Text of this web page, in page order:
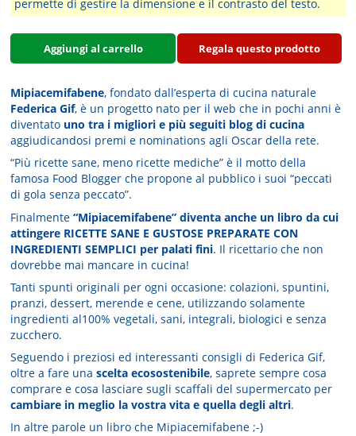
permette di gestire la dimensione e il contrasto del testo.
Aggiungi al carrello Regala questo prodotto
Mipiacemifabene, fondato dall’esperta di cucina naturale
Federica Gif, è un progetto nato per il web che in pochi anni è
diventato uno tra i migliori e più seguiti blog di cucina
aggiudicandosi premi e nominations agli Oscar della rete.
“Più ricette sane, meno ricette mediche” è il motto della
famosa Food Blogger che propone al pubblico i suoi “peccati
di gola senza peccato”.
Finalmente“Mipiacemifabene” diventa anche un libro da cui
attingere RICETTE SANE E GUSTOSE PREPARATE CON
INGREDIENTI SEMPLICI per palati fini. Il ricettario che non
dovrebbe mai mancare in cucina!
Tanti spunti originali per ogni occasione: colazioni, spuntini,
pranzi, dessert, merende e cene, utilizzando solamente
ingredienti al100% vegetali, sani, integrali, biologici e senza
zucchero.
Seguendo i preziosi ed interessanti consigli di Federica Gif,
oltre a fare una scelta ecosostenibile, saprete sempre cosa
comprare e cosa lasciare sugli scaffali del supermercato per
cambiare in meglio la vostra vita e quella degli altri.
In altre parole un libro che Mipiacemifabene ;-)